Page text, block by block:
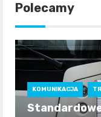
Polecamy
KOMUNIKACJA